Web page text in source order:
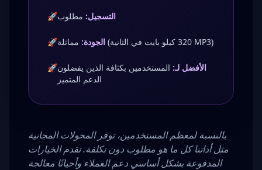
🚀 التسجيل: مطلوب
🚀 الجودة: مماثلة (320 كيلو بايت في الثانية MP3)
🚀 الأفضل لـ: المستخدمين بكثافة الذين يفضلون
الدعم المتميز
بالنسبة لمعظم المستخدمين، توفر المحولات المجانية
مثل أداتنا كل ما هو مطلوب دون تكلفة. تقدم الخيارات
المدفوعة بشكل أساسي دعم العملاء وأحيانًا معالجة